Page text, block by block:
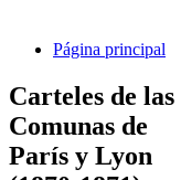
Página principal
Carteles de las
Comunas de
París y Lyon